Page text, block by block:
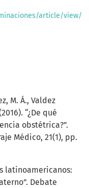
article/view/
M. Á., Valdez
“¿De qué
obstétrica?”.
Médico, 21(1), pp.
latinoamericanos:
Debate